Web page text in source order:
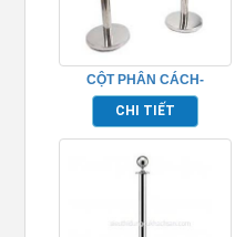
CỘT PHÂN CÁCH-
TP692036
CHI TIẾT